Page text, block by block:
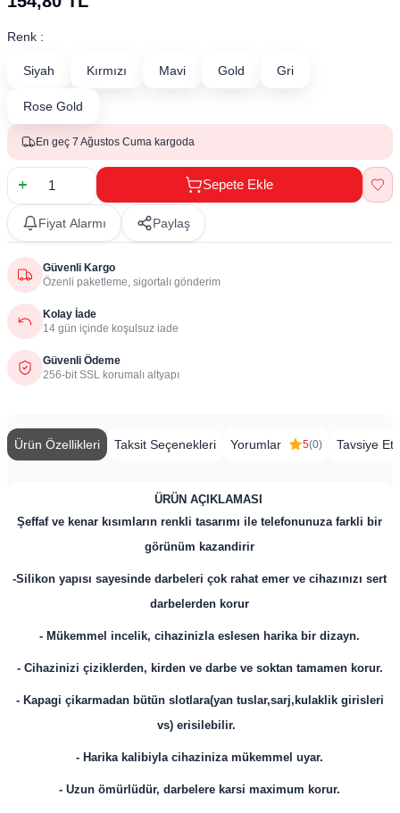
Renk :
Siyah Kırmızı Mavi Gold Gri
Rose Gold
En geç 7 Ağustos Cuma kargoda
Sepete Ekle
Fiyat Alarmı Paylaş
Güvenli Kargo
Özenli paketleme, sigortalı gönderim
Kolay İade
14 gün içinde koşulsuz iade
Güvenli Ödeme
256-bit SSL korumalı altyapı
Ürün Özellikleri Taksit Seçenekleri Yorumlar 5(0) Tavsiye Et
ÜRÜN AÇIKLAMASI
Şeffaf ve kenar kısımların renkli tasarımı ile telefonunuza farkli bir
görünüm kazandirir
-Silikon yapısı sayesinde darbeleri çok rahat emer ve cihazınızı sert
darbelerden korur
- Mükemmel incelik, cihazinizla eslesen harika bir dizayn.
- Cihazinizi çiziklerden, kirden ve darbe ve soktan tamamen korur.
- Kapagi çikarmadan bütün slotlara(yan tuslar,sarj,kulaklik girisleri
vs) erisilebilir.
- Harika kalibiyla cihaziniza mükemmel uyar.
- Uzun ömürlüdür, darbelere karsi maximum korur.